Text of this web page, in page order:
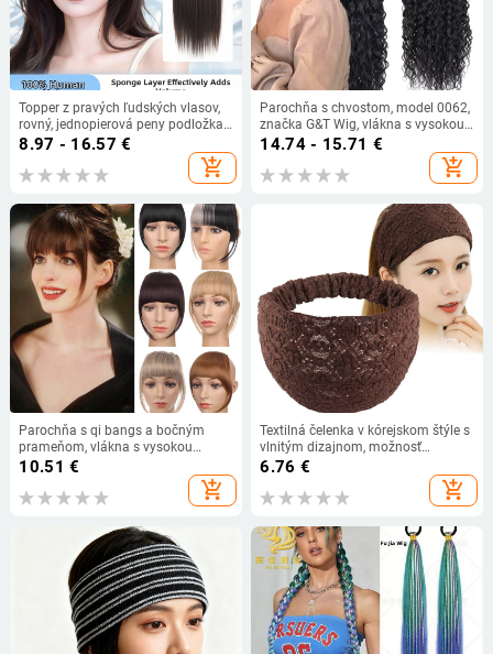
Topper z pravých ľudských vlasov,
rovný, jednopierová peny podložka,
nepigmentovaný, Model: Real Hair
Sponge Pad Hairpiece, Pôvod:
Henan
8.97 - 16.57 €
add_shopping_cart
Parochňa s chvostom, model 0062,
značka G&T Wig, vlákna s vysokou
teplotou, mechanizmus výroby
14.74 - 15.71 €
add_shopping_cart
Parochňa s qi bangs a bočným
prameňom, vlákna s vysokou
teplotou, zvyšuje objem vlasov, nie
10.51 €
add_shopping_cart
Textilná čelenka v kórejskom štýle s
vlnitým dizajnom, možnosť
prispôsobenia spracovania
6.76 €
add_shopping_cart